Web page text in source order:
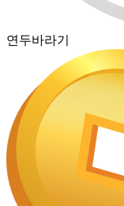
연두바라기